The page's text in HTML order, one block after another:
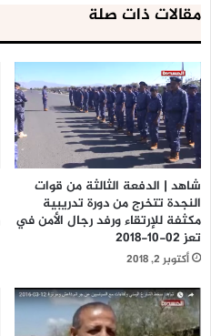
مقالات ذات صلة
شاهد | الدفعة الثالثة من قوات
النجدة تتخرج من دورة تدريبية
مكثفة للإرتقاء ورفد رجال الأمن في
تعز 02-10-2018
أكتوبر 2, 2018